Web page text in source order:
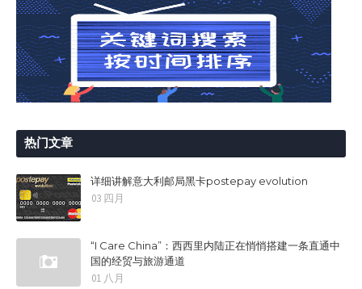
热门文章
详细讲解意大利邮局黑卡postepay evolution
03 四月
“I Care China”：西西里内陆正在悄悄搭建一条直通中
国的经贸与旅游通道
01 八月